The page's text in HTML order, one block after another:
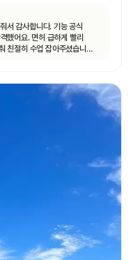
서 감사합니다. 기능 공식
급하게 빨리
친절히 수업 잡아주셨습니다.